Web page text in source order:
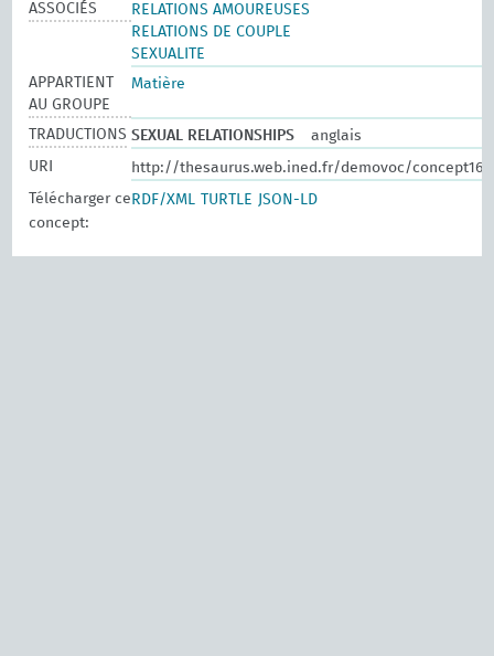
ASSOCIÉS
RELATIONS AMOUREUSES
RELATIONS DE COUPLE
SEXUALITE
APPARTIENT
AU GROUPE
Matière
TRADUCTIONS SEXUAL RELATIONSHIPS
anglais
URI
http://thesaurus.web.ined.fr/demovoc/
Télécharger ce
concept:
RDF/XML TURTLE JSON-LD